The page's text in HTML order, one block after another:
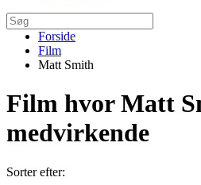
Forside
Film
Matt Smith
Film hvor Matt
medvirkende
Sorter efter: